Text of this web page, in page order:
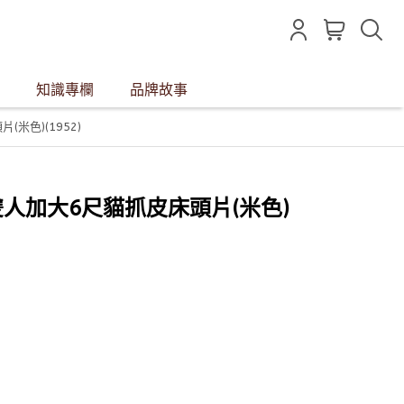
知識專欄 品牌故事
(米色)(1952)
加大6尺貓抓皮床頭片(米色)